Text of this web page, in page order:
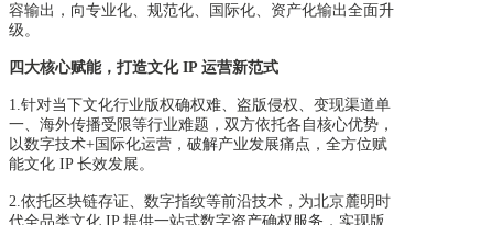
容输出，向专业化、规范化、国际化、资产化输出全面升
级。
四大核心赋能，打造文化 IP 运营新范式
1. 针对当下文化行业版权确权难、盗版侵权、变现渠道单
一、海外传播受限等行业难题，双方依托各自核心优势，
以数字技术+国际化运营，破解产业发展痛点，全方位赋
能文化 IP 长效发展。
2. 依托区块链存证、数字指纹等前沿技术，为北京麓明时
代全品类文化 IP 提供一站式数字资产确权服务，实现版